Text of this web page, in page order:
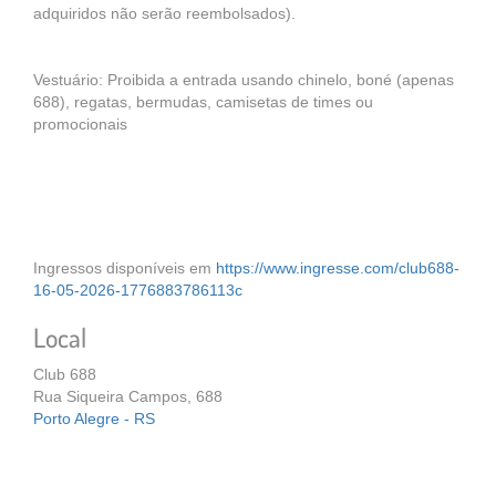
adquiridos não serão reembolsados).
Vestuário: Proibida a entrada usando chinelo, boné (apenas
688), regatas, bermudas, camisetas de times ou
promocionais
Ingressos disponíveis em https://www.ingresse.com/club688-
16-05-2026-1776883786113c
Local
Club 688
Rua Siqueira Campos, 688
Porto Alegre - RS